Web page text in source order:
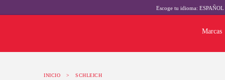
Escoge tu idioma: ESPAÑOL
Marcas
INICIO > SCHLEICH